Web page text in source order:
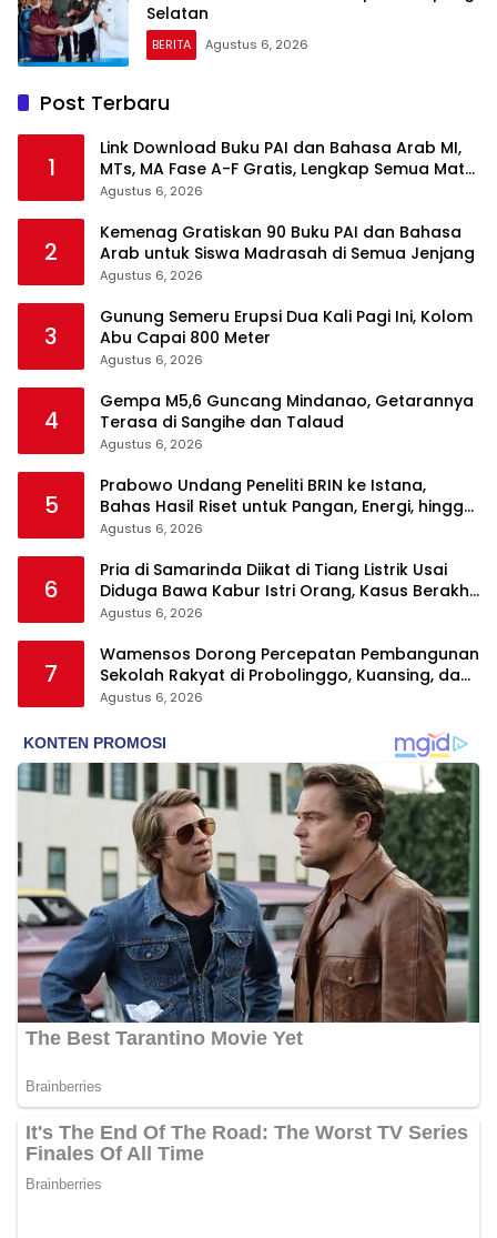
Selatan
BERITA Agustus 6, 2026
Post Terbaru
1
Link Download Buku PAI dan Bahasa Arab MI,
MTs, MA Fase A-F Gratis, Lengkap Semua Mata
Pelajaran
Agustus 6, 2026
2
Kemenag Gratiskan 90 Buku PAI dan Bahasa
Arab untuk Siswa Madrasah di Semua Jenjang
Agustus 6, 2026
3
Gunung Semeru Erupsi Dua Kali Pagi Ini, Kolom
Abu Capai 800 Meter
Agustus 6, 2026
4
Gempa M5,6 Guncang Mindanao, Getarannya
Terasa di Sangihe dan Talaud
Agustus 6, 2026
5
Prabowo Undang Peneliti BRIN ke Istana,
Bahas Hasil Riset untuk Pangan, Energi, hingga
Sampah
Agustus 6, 2026
6
Pria di Samarinda Diikat di Tiang Listrik Usai
Diduga Bawa Kabur Istri Orang, Kasus Berakhir
Damai
Agustus 6, 2026
7
Wamensos Dorong Percepatan Pembangunan
Sekolah Rakyat di Probolinggo, Kuansing, dan
Polewali Mandar
Agustus 6, 2026